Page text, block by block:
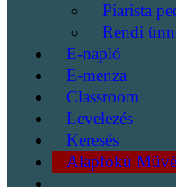
Piarista
Rendi
E-napló
E-menza
Classroom
Levelezés
Keresés
Alapfokú
.